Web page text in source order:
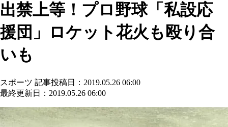
出禁上等！プロ野球「私設応
援団」ロケット花火も殴り合
いも
スポーツ 記事投稿日：2019.05.26 06:00
最終更新日：2019.05.26 06:00